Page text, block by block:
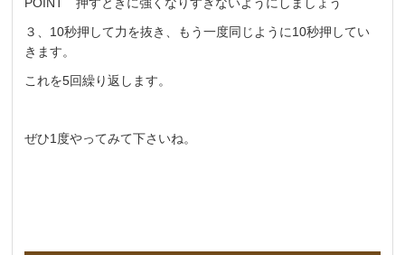
POINT 押すときに強くなりすぎないようにしましょう
３、10秒押して力を抜き、もう一度同じように10秒押してい
きます。
これを5回繰り返します。
ぜひ1度やってみて下さいね。